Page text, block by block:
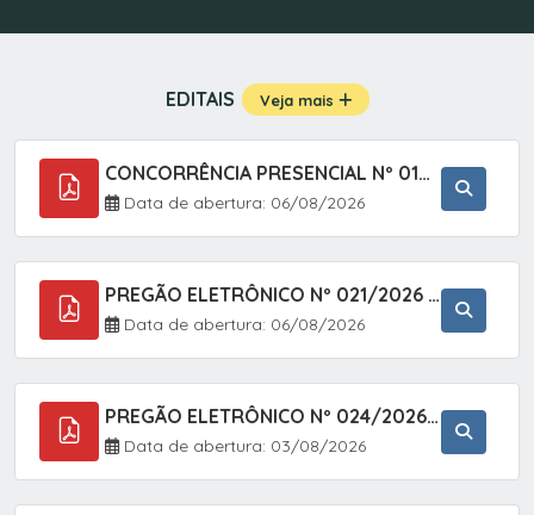
EDITAIS Veja mais
CONCORRÊNCIA PRESENCIAL Nº 019/2025 - PAVIMENTAÇÃO ASFÁLTICA EM TRECHO DA RUA 2 NO BAIRRO VILA SOARES NO MUNICÍPIO DE SETE BARRAS/SP.
Data de abertura: 06/08/2026
PREGÃO ELETRÔNICO Nº 021/2026 - AQUISIÇÃO DE CONTENTORES E CARRINHOS, DESTINADOS A COLETIVA E MANEJO DE RESÍDUOS SÓLIDOS, ATRAVÉS DO SISTEMA DE REGISTRO DE PREÇOS (SRP)
Data de abertura: 06/08/2026
PREGÃO ELETRÔNICO Nº 024/2026 - AQUISIÇÃO DE GÁS MEDICINAL TIPO OXIGÊNIO (1,00 M3, 3,00 M3 E 10,00 M3), EM ATENDIMENTO À SECRETARIA MUNICIPAL DE SAÚDE, ATRAVÉS DO SISTEMA DE REGISTRO DE PREÇOS (SRP)
Data de abertura: 03/08/2026